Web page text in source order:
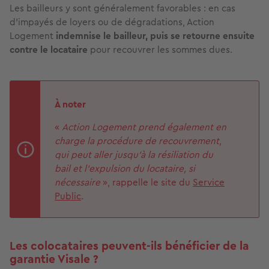
Les bailleurs y sont généralement favorables : en cas
d’impayés de loyers ou de dégradations, Action
Logement indemnise le bailleur, puis se retourne ensuite
contre le locataire pour recouvrer les sommes dues.
À noter
« Action Logement prend également en
charge la procédure de recouvrement,
qui peut aller jusqu’à la résiliation du
bail et l’expulsion du locataire, si
nécessaire », rappelle le site du Service
Public.
Les colocataires peuvent-ils bénéficier de la
garantie Visale ?